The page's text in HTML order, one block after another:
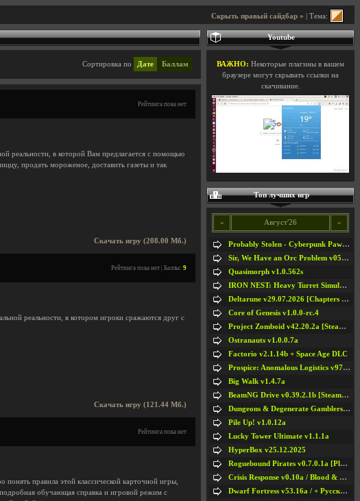
Скрыть правый сайдбар » | Тема:
Сортировка по Дате Баллам
Рейтинга пока нет
реальности, в которой Вам предлагается с помощью
продать мороженое, доставить газеты и так
Скачать игру (208.00 Мб.)
Рейтинга пока нет | Баллы: 9
реальности, в котором игроки сражаются друг с
Скачать игру (121.44 Мб.)
Рейтинга пока нет
правила этой классической карточной игры,
обучающая справка и игровой режим с
Youtube
ВАЖНО: Некоторые плагины в вашем
браузере могут скрывать ссылки на
скачивание.
Топ лучших игр
« Август'26 »
Probably Stolen - Cyberpunk Pawnshop Simulator v048c [Playtest]
Sir, We Have an Orc Problem v05.08.2026
Quasimorph v1.0.562s
IRON NEST: Heavy Turret Simulator v1.0a
Deltarune v29.07.2026 [Chapters 1-5] / + RUS [Chapters 1-5]
Core of Genesis v1.0.0-rc.4
Project Zomboid v42.20.2a [Steam Early Access]
Ostranauts v1.0.0.7a
Factorio v2.1.14b + Space Age DLC
Prospice: Anomalous Logistics v97 [Playtest]
Big Walk v1.4.7a
BeamNG Drive v0.39.2.1b [Steam Early Access]
Dungeons & Degenerate Gamblers v2.0.2a
Pile Up! v1.0.12a
Lucky Tower Ultimate v1.1.1a
HyperBox v25.12.2025
Roguebound Pirates v0.7.0.1a [Playtest]
Crisis Response v0.10a / Blood & Bullet
Dwarf Fortress v53.16a / + Русская Версия v50.12a